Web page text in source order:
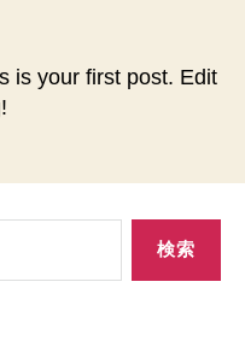
is your first post. Edit